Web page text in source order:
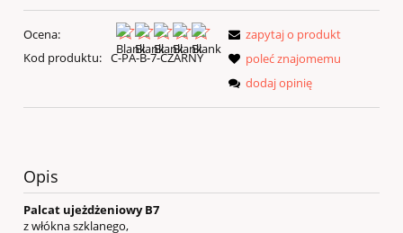
Ocena:
Kod produktu: C-PA-B-7-CZARNY
zapytaj o produkt
poleć znajomemu
dodaj opinię
Opis
Palcat ujeżdżeniowy B7
z włókna szklanego,